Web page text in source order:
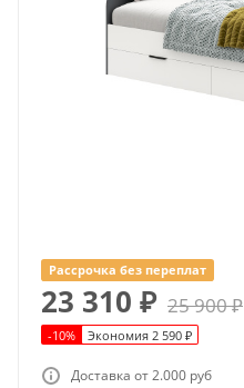
Рассрочка без переплат
23 310 ₽ 25 900₽
-10% Экономия 2 590 ₽
Доставка от 2.000 руб